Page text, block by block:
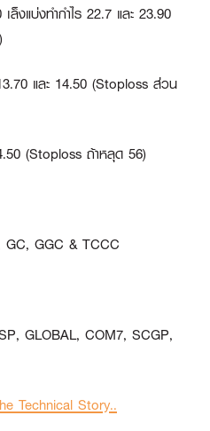
ล็งแบ่งทำกำไร 22.7 และ 23.90
และ 14.50 (Stoploss ส่วน
(Stoploss ถ้าหลุด 56)
GC, GGC & TCCC
GLOBAL, COM7, SCGP,
Technical Story..